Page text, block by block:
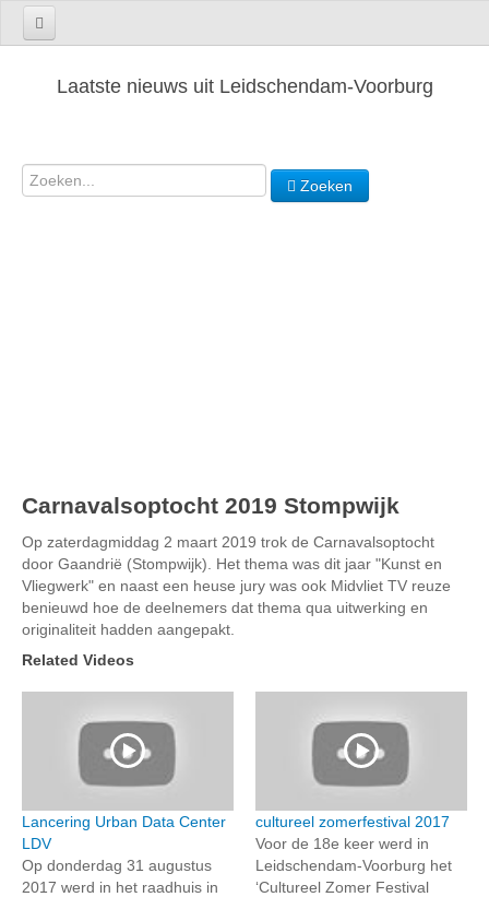
Laatste nieuws uit Leidschendam-Voorburg
Zoeken
Carnavalsoptocht 2019 Stompwijk
Op zaterdagmiddag 2 maart 2019 trok de Carnavalsoptocht
door Gaandrië (Stompwijk). Het thema was dit jaar "Kunst en
Vliegwerk" en naast een heuse jury was ook Midvliet TV reuze
benieuwd hoe de deelnemers dat thema qua uitwerking en
originaliteit hadden aangepakt.
Related Videos
Lancering Urban Data Center
LDV
Op donderdag 31 augustus
2017 werd in het raadhuis in
cultureel zomerfestival 2017
Voor de 18e keer werd in
Leidschendam-Voorburg het
‘Cultureel Zomer Festival